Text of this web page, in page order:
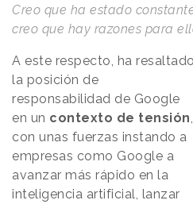
Creo que ha estado
creo que hay razones para
A este respecto, ha resaltado
la posición de
responsabilidad de Google
en un contexto de tensión,
con unas fuerzas instando a
empresas como Google a
avanzar más rápido en la
inteligencia artificial, lanzar